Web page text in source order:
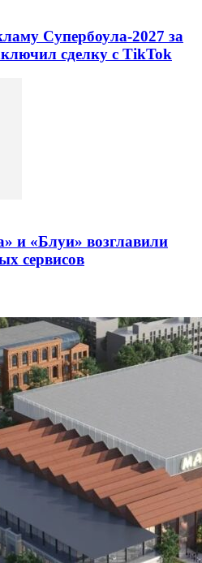
Супербоула-2027 за
сделку с TikTok
и «Блуи» возглавили
сервисов